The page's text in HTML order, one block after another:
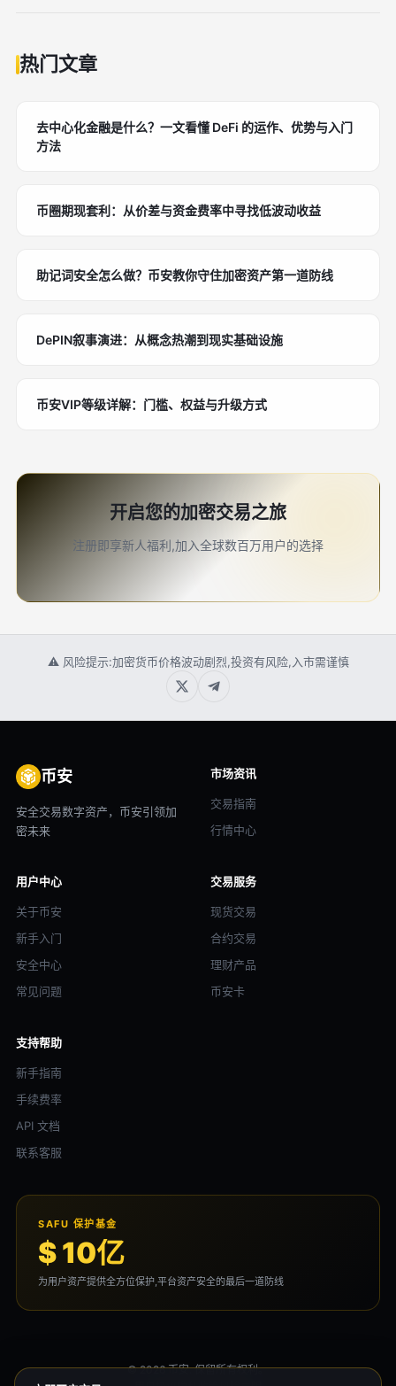
热门文章
去中心化金融是什么？一文看懂 DeFi 的运作、优势与入门
方法
币圈期现套利：从价差与资金费率中寻找低波动收益
助记词安全怎么做？币安教你守住加密资产第一道防线
DePIN叙事演进：从概念热潮到现实基础设施
币安VIP等级详解：门槛、权益与升级方式
开启您的加密交易之旅
注册即享新人福利,加入全球数百万用户的选择
⚠ 风险提示:加密货币价格波动剧烈,投资有风险,入市需谨慎
币安
安全交易数字资产，币安引领加
密未来
市场资讯
交易指南
行情中心
用户中心
关于币安
新手入门
安全中心
常见问题
交易服务
现货交易
合约交易
理财产品
币安卡
支持帮助
新手指南
手续费率
API 文档
联系客服
SAFU 保护基金
$ 10亿
为用户资产提供全方位保护,平台资产安全的最后一道防线
© 2026 币安. 保留所有权利。